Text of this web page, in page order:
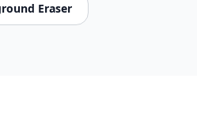
Eraser